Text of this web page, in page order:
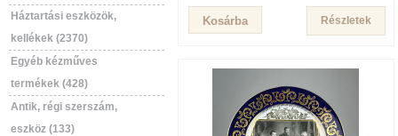
Háztartási eszközök,
kellékek (2370)
Egyéb kézműves
termékek (428)
Antik, régi szerszám,
eszköz (133)
Részletek